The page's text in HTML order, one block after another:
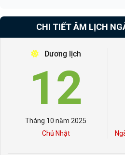
CHI TIẾT ÂM LỊCH
Dương lịch
12
Tháng 10 năm 2025
Chủ Nhật